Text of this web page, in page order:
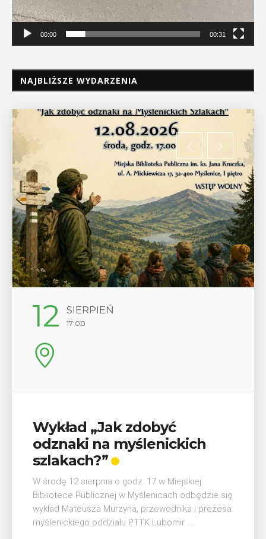
00:00 00:31
NAJBLIŻSZE WYDARZENIA
12 SIERPIEŃ
17:00
Wykład „Jak zdobyć
odznaki na myślenickich
szlakach?”
W środę 12 sierpnia o godz. 17 w Miejskiej
Bibliotece Publicznej w Myślenicach odbędzie się
wykład Mateusza Murzyna, przewodnika i prezesa
myślenickiego oddziału PTTK Lubomir. ...